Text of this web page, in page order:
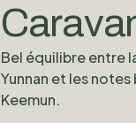
Bel équilibre entre
Yunnan et les
Keemun.